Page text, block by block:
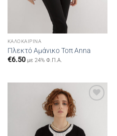
ΚΑΛΟΚΑΙΡΙΝΆ
Πλεκτό Αμάνικο Τοπ Anna
€6.50 με 24% Φ.Π.Α.